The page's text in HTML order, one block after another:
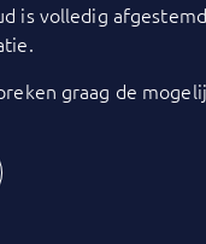
is volledig
graag de